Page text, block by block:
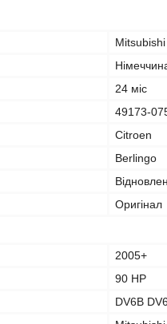
Mitsubishi
24 міс
49173-
Citroen
Berlingo
Оригінал
2005+
90 HP
DV6B